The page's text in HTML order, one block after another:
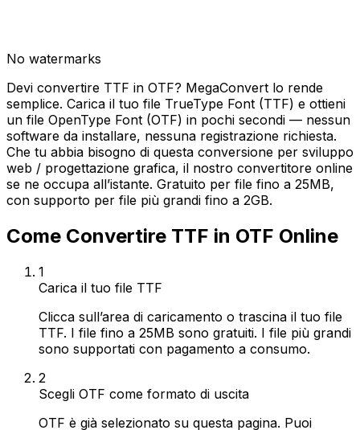
No watermarks
Devi convertire TTF in OTF? MegaConvert lo rende
semplice. Carica il tuo file TrueType Font (TTF) e ottieni
un file OpenType Font (OTF) in pochi secondi — nessun
software da installare, nessuna registrazione richiesta.
Che tu abbia bisogno di questa conversione per sviluppo
web / progettazione grafica, il nostro convertitore online
se ne occupa all’istante. Gratuito per file fino a 25MB,
con supporto per file più grandi fino a 2GB.
Come Convertire TTF in OTF Online
1
Carica il tuo file TTF
Clicca sull’area di caricamento o trascina il tuo file
TTF. I file fino a 25MB sono gratuiti. I file più grandi
sono supportati con pagamento a consumo.
2
Scegli OTF come formato di uscita
OTF è già selezionato su questa pagina. Puoi